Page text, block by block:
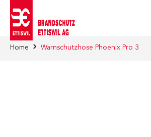
Home Warnschutzhose Phoenix Pro 3